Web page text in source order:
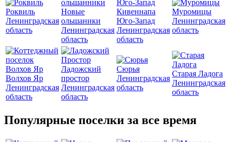
Роквиль
Ленинградская
область
Новые
ольшаники
Ленинградская
область
Кивеннапа
Юго-Запад
Ленинградская
область
Муромицы
Ленинградская
область
Волхов Яр
Ленинградская
область
Ладожский
простор
Ленинградская
область
Сюрья
Ленинградская
область
Старая Ладога
Ленинградская
область
Популярные поселки за все время